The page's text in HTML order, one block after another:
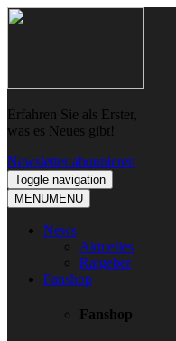
Skip
Skip
Erfahren Sie als Erster,
was es Neues gibt!
Newsletter abonnieren
Toggle navigation
MENUMENU
News
Aktuelles
Ratgeber
Fanshop
Fanshop